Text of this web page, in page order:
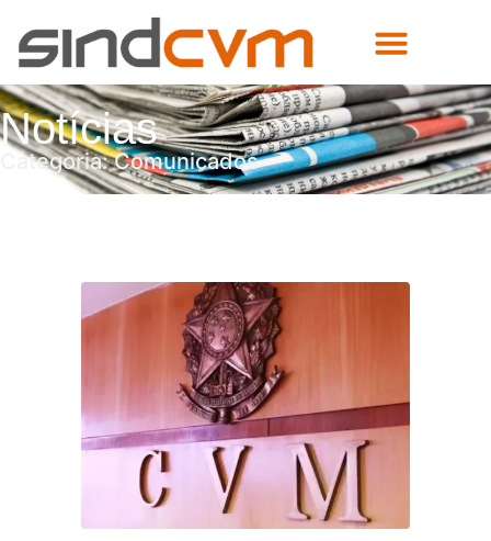
Notícias
Categoria: Comunicados